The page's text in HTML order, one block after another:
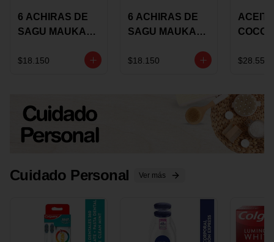
6 ACHIRAS DE
SAGU MAUKA
$18.150
6 ACHIRAS DE
SAGU MAUKA
GRS
$18.150
COCO
150G
$28.550
Cuidado Personal Ver más